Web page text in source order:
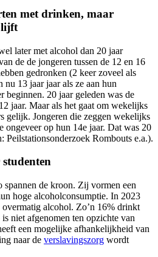
met drinken, maar
later met alcohol dan 20 jaar
de de jongeren tussen de 12 en 16
gedronken (2 keer zoveel als
13 jaar jaar als ze aan hun
beginnen. 20 jaar geleden was de
jaar. Maar als het gaat om wekelijks
gelijk. Jongeren die zeggen wekelijks
ongeveer op hun 14e jaar. Dat was 20
Peilstationsonderzoek Rombouts e.a.).
spannen de kroon. Zij vormen een
hoge alcoholconsumptie. In 2023
alcohol. Zo’n 16% drinkt
niet afgenomen ten opzichte van
een mogelijke afhankelijkheid van
naar de verslavingszorg wordt